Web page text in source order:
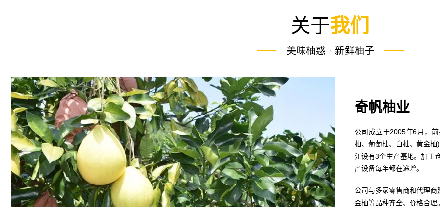
关于我们
美味柚惑 · 新鲜柚子
奇帆柚业
公司成立于2005年6月，
柚、葡萄柚、白柚、黄金
江设有3个生产基地。加工
产设备每年都在递增。
公司与多家零售商和代理
金柚等品种齐全、价格合理